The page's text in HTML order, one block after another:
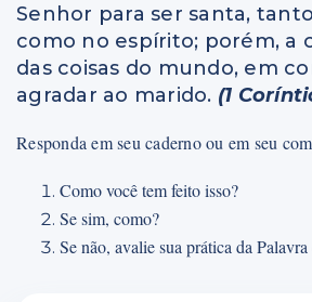
Senhor para ser santa,
como no espírito; porém, a
das coisas do mundo, em
agradar ao marido. (1
Responda em seu caderno ou em seu
Como você tem feito isso?
Se sim, como?
Se não, avalie sua prática da